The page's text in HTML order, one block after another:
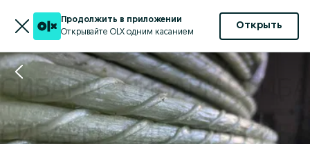
Продолжить в приложении
Открывайте OLX одним касанием
Открыть